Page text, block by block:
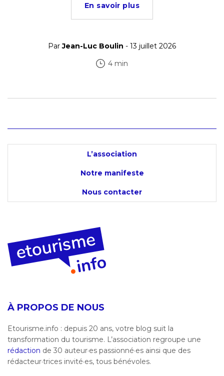
En savoir plus
ParJean-Luc Boulin - 13 juillet 2026
4 min
L’association
Notre manifeste
Nous contacter
À PROPOS DE NOUS
Etourisme.info : depuis 20 ans, votre blog suit la
transformation du tourisme. L’association regroupe une
rédaction de 30 auteur·es passionné·es ainsi que des
rédacteur·trices invité·es, tous bénévoles.